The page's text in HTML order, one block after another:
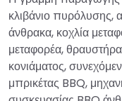
κλιβάνιο πυρόλυσης,
άνθρακα, κοχλία
μεταφορέα,
κονιάματος,
μπρικέτας BBQ,